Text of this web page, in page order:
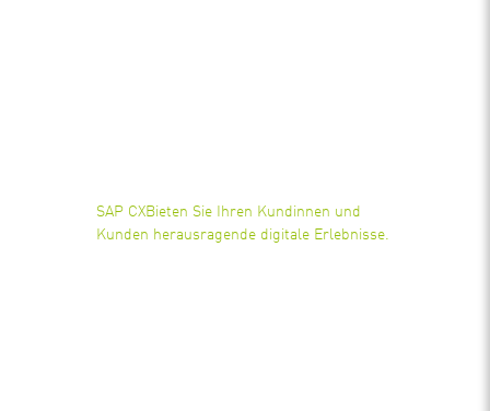
SAP CXBieten Sie Ihren Kundinnen und
Kunden herausragende digitale Erlebnisse.